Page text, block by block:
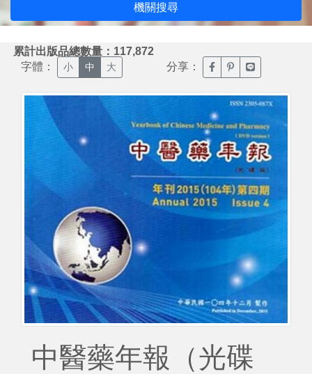
機關搜尋
累計出版品總數量：117,872
字體： 小 中 大 分享： 臉書分享(另開新視窗)
噗浪分享(另開新
Line分享(另
中醫藥年報（光碟